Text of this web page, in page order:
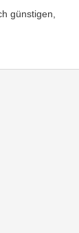
günstigen,